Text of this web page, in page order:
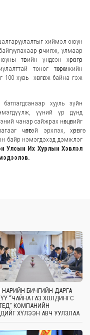
хиймэл оюун
өөрчилж, улмаар
төвийн үндсэн хөрөнгөөр
тоног төхөөрөмжийн
хувь хөнгөлж байна гэж
батлагдсанаар хууль зүйн
үүний үр дүнд
чанар сайжрах нөхцөлийг
чөлөөтэй эрхлэх, хөрөнгө
байр нэмэгдэхэд дэмжлэг
Улсын Их Хурлын Хэвлэл
НАРИЙН БИЧГИЙН ДАРГА
“ЧАЙНА ГАЗ ХОЛДИНГС
КОМПАНИЙН
ХҮЛЭЭН АВЧ УУЛЗЛАА